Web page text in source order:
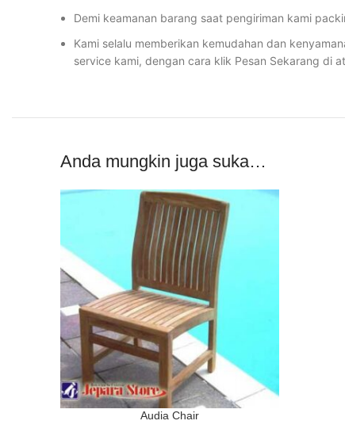
Demi keamanan barang saat pengiriman kami
Kami selalu memberikan kemudahan dan
service kami, dengan cara klik Pesan Sekarang di
Anda mungkin juga suka…
Audia Chair